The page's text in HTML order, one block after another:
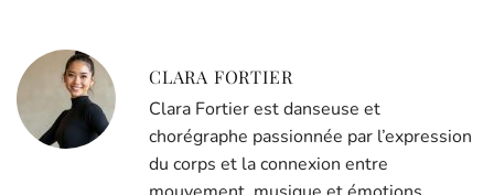
CLARA FORTIER
Clara Fortier est danseuse et
chorégraphe passionnée par l’expression
du corps et la connexion entre